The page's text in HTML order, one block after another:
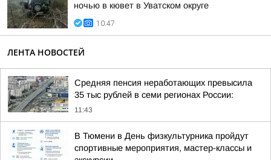
ночью в кювет в Уватском округе
10:47
ЛЕНТА НОВОСТЕЙ
Средняя пенсия неработающих превысила
35 тыс рублей в семи регионах России:
11:43
В Тюмени в День физкультурника пройдут
спортивные мероприятия, мастер-классы и